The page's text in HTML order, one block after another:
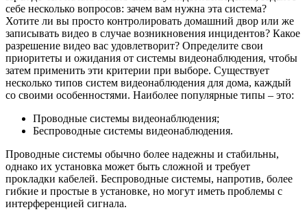
себе несколько вопросов: зачем вам нужна эта система?
Хотите ли вы просто контролировать домашний двор или же
записывать видео в случае возникновения инцидентов? Какое
разрешение видео вас удовлетворит? Определите свои
приоритеты и ожидания от системы видеонаблюдения, чтобы
затем применить эти критерии при выборе. Существует
несколько типов систем видеонаблюдения для дома, каждый
со своими особенностями. Наиболее популярные типы – это:
Проводные системы видеонаблюдения;
Беспроводные системы видеонаблюдения.
Проводные системы обычно более надежны и стабильны,
однако их установка может быть сложной и требует
прокладки кабелей. Беспроводные системы, напротив, более
гибкие и простые в установке, но могут иметь проблемы с
интерференцией сигнала.